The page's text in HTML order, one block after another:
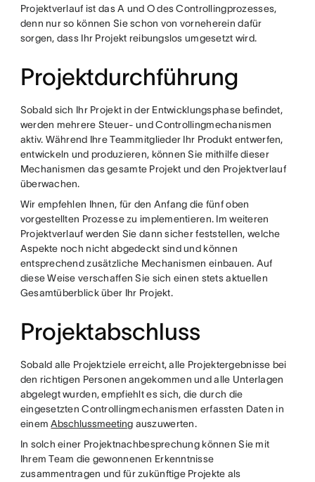
Projektverlauf ist das A und O des Controllingprozesses,
denn nur so können Sie schon von vorneherein dafür
sorgen, dass Ihr Projekt reibungslos umgesetzt wird.
Projektdurchführung
Sobald sich Ihr Projekt in der Entwicklungsphase befindet,
werden mehrere Steuer- und Controllingmechanismen
aktiv. Während Ihre Teammitglieder Ihr Produkt entwerfen,
entwickeln und produzieren, können Sie mithilfe dieser
Mechanismen das gesamte Projekt und den Projektverlauf
überwachen.
Wir empfehlen Ihnen, für den Anfang die fünf oben
vorgestellten Prozesse zu implementieren. Im weiteren
Projektverlauf werden Sie dann sicher feststellen, welche
Aspekte noch nicht abgedeckt sind und können
entsprechend zusätzliche Mechanismen einbauen. Auf
diese Weise verschaffen Sie sich einen stets aktuellen
Gesamtüberblick über Ihr Projekt.
Projektabschluss
Sobald alle Projektziele erreicht, alle Projektergebnisse bei
den richtigen Personen angekommen und alle Unterlagen
abgelegt wurden, empfiehlt es sich, die durch die
eingesetzten Controllingmechanismen erfassten Daten in
einemAbschlussmeeting auszuwerten.
In solch einer Projektnachbesprechung können Sie mit
Ihrem Team die gewonnenen Erkenntnisse
zusammentragen und für zukünftige Projekte als